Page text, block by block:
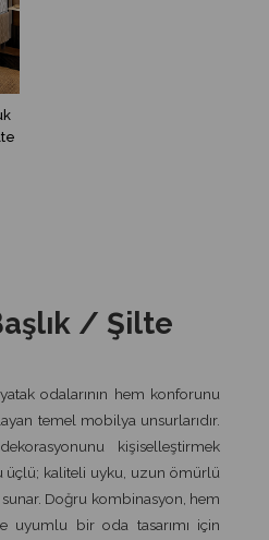
/ Şilte
, yatak odalarının hem konforunu
temel mobilya unsurlarıdır.
kişiselleştirmek
üçlü; kaliteli uyku, uzun ömürlü
Doğru kombinasyon, hem
uyumlu bir oda tasarımı için